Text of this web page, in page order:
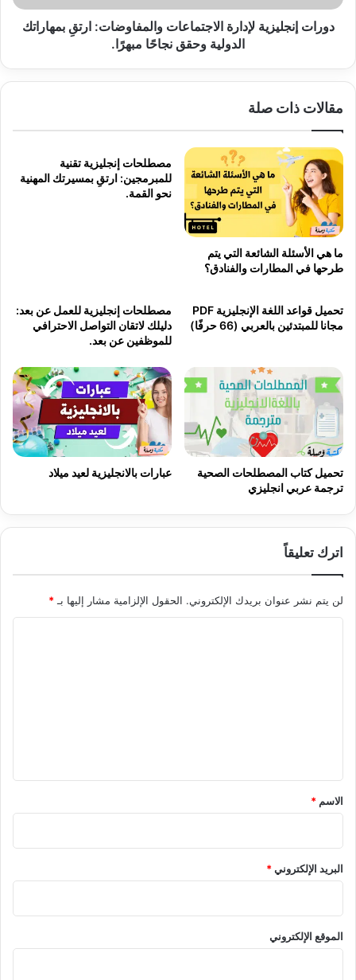
وحقق
نجاحًا
دورات إنجليزية لإدارة الاجتماعات والمفاوضات: ارتقِ بمهاراتك
الدولية وحقق نجاحًا مبهرًا.
مقالات ذات صلة
ما هي الأسئلة الشائعة التي يتم
طرحها في المطارات والفنادق؟
مصطلحات إنجليزية تقنية
للمبرمجين: ارتقِ بمسيرتك المهنية
نحو القمة.
تحميل قواعد اللغة الإنجليزية PDF
مجانا للمبتدئين بالعربي (66 حرفًا)
مصطلحات إنجليزية للعمل عن بعد:
دليلك لاتقان التواصل الاحترافي
للموظفين عن بعد.
تحميل كتاب المصطلحات الصحية
ترجمة عربي انجليزي
عبارات بالانجليزية لعيد ميلاد
اترك تعليقاً
لن يتم نشر عنوان بريدك الإلكتروني. الحقول الإلزامية مشار إليها بـ *
*
الاسم *
البريد الإلكتروني*
الموقع الإلكتروني